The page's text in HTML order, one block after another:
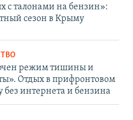
с талонами на бензин»:
сезон в Крыму
режим тишины и
Отдых в прифронтовом
интернета и бензина